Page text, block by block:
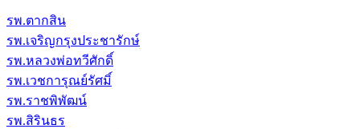
รพ.ตากสิน
รพ.เจริญกรุงประชารักษ์
รพ.หลวงพ่อทวีศักดิ์
รพ.เวชการุณย์รัศมิ์
รพ.ราชพิพัฒน์
รพ.สิรินธร